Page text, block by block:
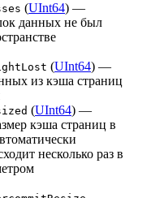
(UInt64) —
данных не был
(UInt64) —
из кэша страниц
(UInt64) —
кэша страниц в
несколько раз в